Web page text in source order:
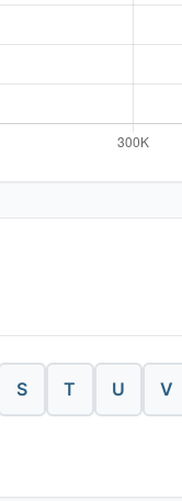
S T U V